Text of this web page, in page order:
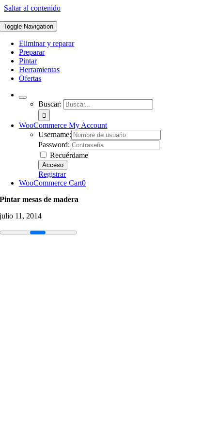
Saltar al contenido
Toggle Navigation
Eliminar y reparar
Preparar
Pintar
Herramientas
Ofertas
Buscar:
WooCommerce My Account
Username:
Password:
Recuérdame
Registrar
WooCommerce Cart0
Pintar mesas de madera
julio 11, 2014